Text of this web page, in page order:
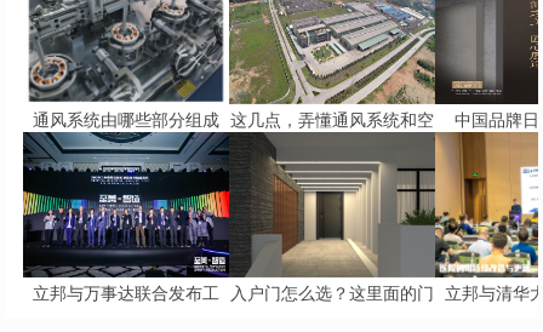
通风系统由哪些部分组成 这几点，弄懂通风系统和空 中国品牌
立邦与万事达联合发布工 入户门怎么选？这里面的门 立邦与清华